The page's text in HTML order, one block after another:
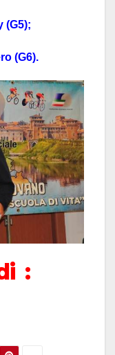
(G5);
(G6).
: